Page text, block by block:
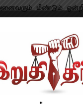
அனைவரும் மீண்டும்
அனைவருக்கும் இந்த
தின வாழ்த்து.